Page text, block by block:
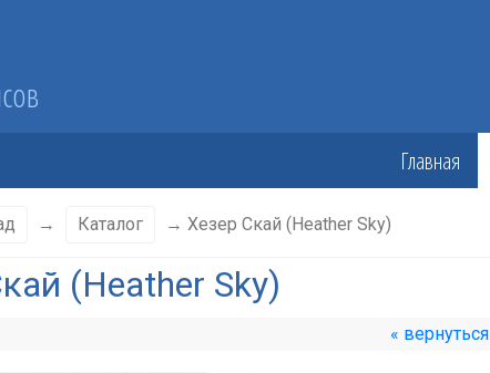
Главная
→ Каталог → Хезер Скай (Heather Sky)
(Heather Sky)
« вернуться